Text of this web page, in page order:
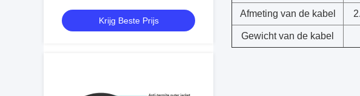
Krijg Beste Prijs
Afmeting van de kabel
Gewicht van de kabel